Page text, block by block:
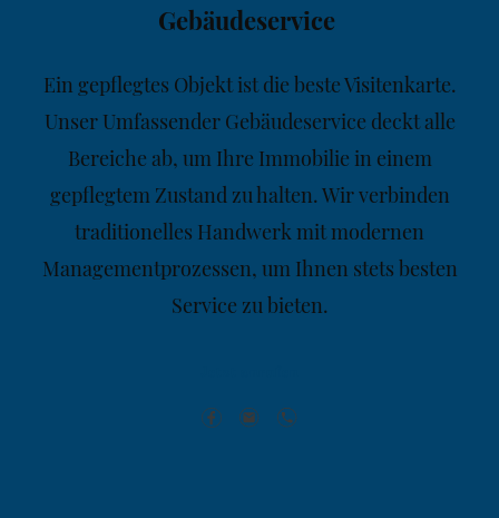
Gebäudeservice
Ein gepflegtes Objekt ist die beste Visitenkarte.
Unser Umfassender Gebäudeservice deckt alle
Bereiche ab, um Ihre Immobilie in einem
gepflegtem Zustand zu halten. Wir verbinden
traditionelles Handwerk mit modernen
Managementprozessen, um Ihnen stets besten
Service zu bieten.